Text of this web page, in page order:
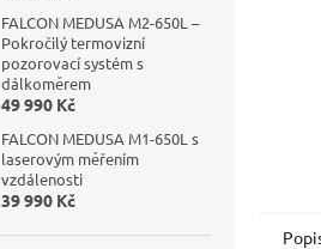
FALCON MEDUSA M2-650L –
Pokročilý termovizní
pozorovací systém s
dálkoměrem
49 990 Kč
FALCON MEDUSA M1-650L s
laserovým měřením
vzdálenosti
39 990 Kč